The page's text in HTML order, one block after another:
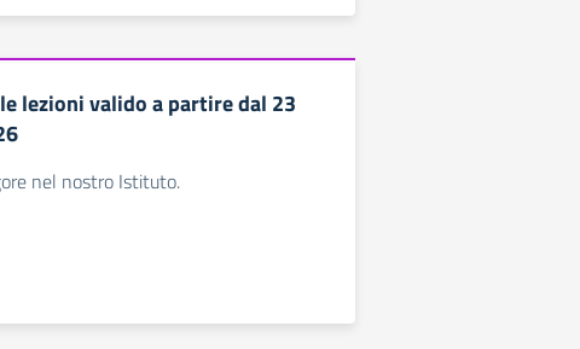
lezioni valido a partire dal 23
nel nostro Istituto.